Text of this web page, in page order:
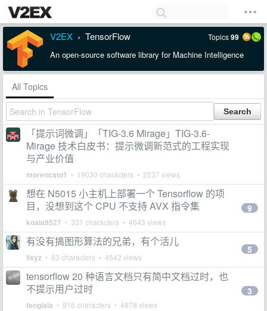
V2EX › TensorFlow Topics99
An open-source software library for Machine Intelligence
All Topics
「提示词微调」「TIG-3.6 Mirage」TIG-3.6-
Mirage 技术白皮书：提示微调新范式的工程实现
与产业价值
morencato1 • 19030 characters • 2537 views
想在 N5015 小主机上部署一个 Tensorflow 的项
目，没想到这个 CPU 不支持 AVX 指令集
koala9527 • 331 characters • 4643 views
9
有没有搞图形算法的兄弟，有个活儿
lixyz • 63 characters • 4542 views
5
tensorflow 20 种语言文档只有简中文档过时，也
不提示用户过时
fenglala • 916 characters • 4878 views
3